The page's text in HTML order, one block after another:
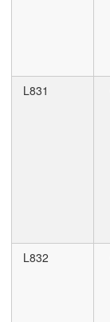
L831
L832